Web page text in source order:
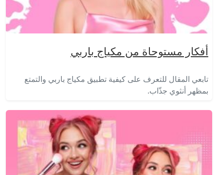
أفكار مستوحاة من مكياج باربي
تابعي المقال للتعرف على كيفية تطبيق مكياج باربي والتمتع
بمظهر أنثوي جذّاب.